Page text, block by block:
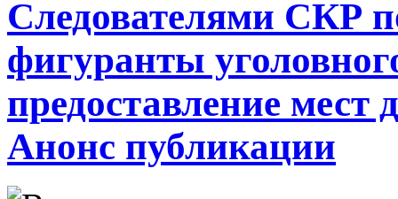
Следователями СКР
фигуранты
предоставление мест
Анонс публикации